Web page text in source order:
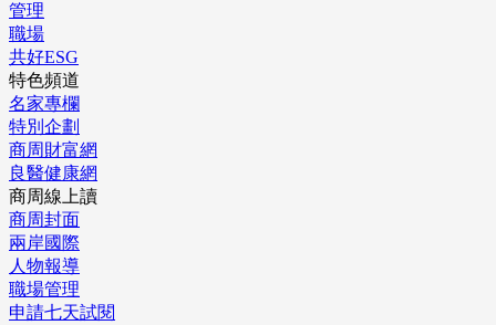
管理
職場
共好ESG
特色頻道
名家專欄
特別企劃
商周財富網
良醫健康網
商周線上讀
商周封面
兩岸國際
人物報導
職場管理
申請七天試閱